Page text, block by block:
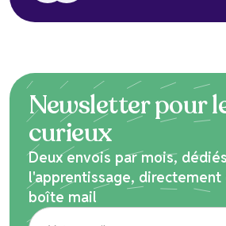
Newsletter pour
curieux
Deux envois par mois,
l'apprentissage, directement
boîte mail